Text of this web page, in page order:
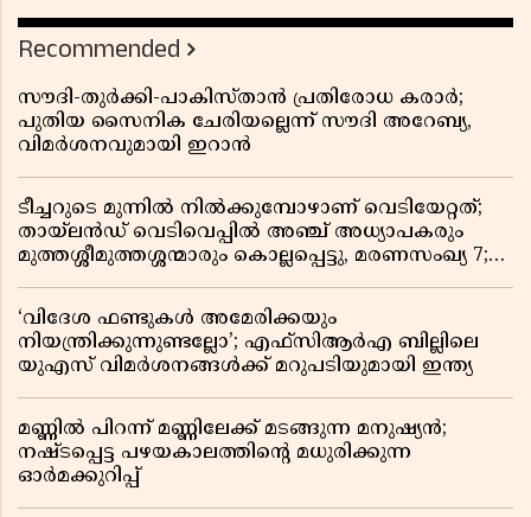
Recommended
സൗദി-തുർക്കി-പാകിസ്താൻ പ്രതിരോധ കരാർ;
പുതിയ സൈനിക ചേരിയല്ലെന്ന് സൗദി അറേബ്യ,
വിമർശനവുമായി ഇറാൻ
ടീച്ചറുടെ മുന്നിൽ നിൽക്കുമ്പോഴാണ് വെടിയേറ്റത്;
തായ്‌ലൻഡ് വെടിവെപ്പിൽ അഞ്ച് അധ്യാപകരും
മുത്തശ്ശീമുത്തശ്ശന്മാരും കൊല്ലപ്പെട്ടു, മരണസംഖ്യ 7;
‘വിദേശ ഫണ്ടുകൾ അമേരിക്കയും
നിയന്ത്രിക്കുന്നുണ്ടല്ലോ’; എഫ്സിആർഎ ബില്ലിലെ
യുഎസ് വിമർശനങ്ങൾക്ക് മറുപടിയുമായി ഇന്ത്യ
മണ്ണിൽ പിറന്ന് മണ്ണിലേക്ക് മടങ്ങുന്ന മനുഷ്യൻ;
നഷ്ടപ്പെട്ട പഴയകാലത്തിൻ്റെ മധുരിക്കുന്ന
ഓർമക്കുറിപ്പ്